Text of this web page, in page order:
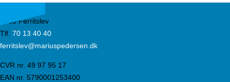
5863 Ferritslev
Tlf. 70 13 40 40
ferritslev@mariuspedersen.dk
CVR nr. 49 97 95 17
EAN nr. 5790001253400